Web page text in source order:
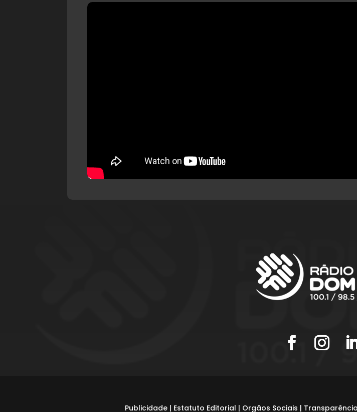
Publicidade | Estatuto Editorial | Orgãos Sociais | Transparência